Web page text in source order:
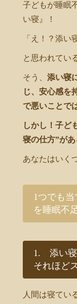
子どもが睡眠
い寝』！
「え！？添い
と思われてい
そう、 添い寝
じ、安心感を
で悪いことで
しかし！子ど
寝の仕方”があ
あなたはいく
1つでも
を睡眠不
1. 添い寝
それほど
人間は寝てい